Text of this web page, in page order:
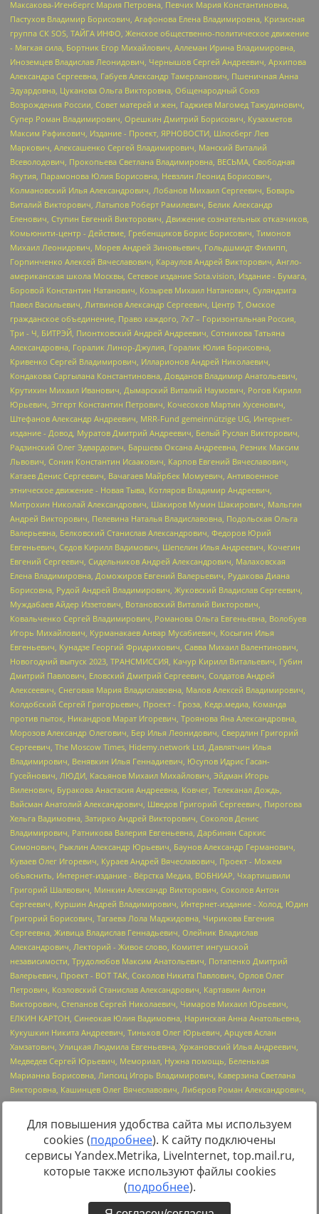
https://minjust.gov.ru/uploaded/files/reestr-
inostrannyih-agentov-22-03-2024.pdfданные на22.03.2024
Для повышения удобства сайта мы используем
cookies (подробнее). К сайту подключены
сервисы Yandex.Metrika, LiveInternet, top.mail.ru,
которые также используют файлы cookies
(подробнее).